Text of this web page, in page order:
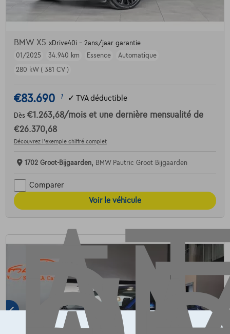
BMW X5 xDrive40i - 2ans/jaar garantie
01/2025
34.940 km Essence
Automatique
280 kW ( 381 CV )
€83.690 1 ✓ TVA déductible
Dès €1.263,68/mois et une dernière mensualité de
€26.370,68
Découvrez l’exemple chiffré complet
1702 Groot-Bijgaarden, BMW Pautric Groot Bijgaarden
Comparer
Voir le véhicule